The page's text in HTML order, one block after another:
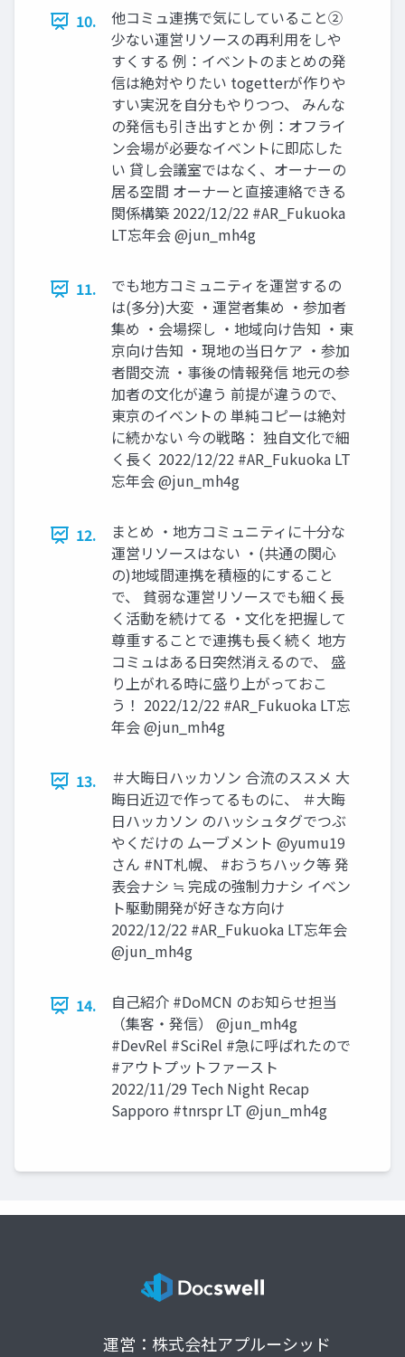
10.
他コミュ連携で気にしていること②
少ない運営リソースの再利用をしや
すくする 例：イベントのまとめの発
信は絶対やりたい togetterが作りや
すい実況を自分もやりつつ、 みんな
の発信も引き出すとか 例：オフライ
ン会場が必要なイベントに即応した
い 貸し会議室ではなく、オーナーの
居る空間 オーナーと直接連絡できる
関係構築 2022/12/22 #AR_Fukuoka
LT忘年会 @jun_mh4g
11.
でも地方コミュニティを運営するの
は(多分)大変 ・運営者集め ・参加者
集め ・会場探し ・地域向け告知 ・東
京向け告知 ・現地の当日ケア ・参加
者間交流 ・事後の情報発信 地元の参
加者の文化が違う 前提が違うので、
東京のイベントの 単純コピーは絶対
に続かない 今の戦略： 独自文化で細
く長く 2022/12/22 #AR_Fukuoka LT
忘年会 @jun_mh4g
12.
まとめ ・地方コミュニティに十分な
運営リソースはない ・(共通の関心
の)地域間連携を積極的にすること
で、 貧弱な運営リソースでも細く長
く活動を続けてる ・文化を把握して
尊重することで連携も長く続く 地方
コミュはある日突然消えるので、 盛
り上がれる時に盛り上がっておこ
う！ 2022/12/22 #AR_Fukuoka LT忘
年会 @jun_mh4g
13.
＃大晦日ハッカソン 合流のススメ 大
晦日近辺で作ってるものに、 ＃大晦
日ハッカソン のハッシュタグでつぶ
やくだけの ムーブメント @yumu19
さん #NT札幌、 #おうちハック等 発
表会ナシ ≒ 完成の強制力ナシ イベン
ト駆動開発が好きな方向け
2022/12/22 #AR_Fukuoka LT忘年会
@jun_mh4g
14.
自己紹介 #DoMCN のお知らせ担当
（集客・発信） @jun_mh4g
#DevRel #SciRel #急に呼ばれたので
#アウトプットファースト
2022/11/29 Tech Night Recap
Sapporo #tnrspr LT @jun_mh4g
運営：株式会社アプルーシッド